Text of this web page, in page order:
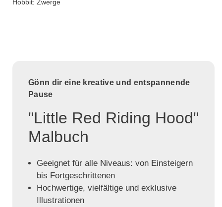
Hobbit: Zwerge
Gönn dir eine kreative und entspannende
Pause
"Little Red Riding Hood"
Malbuch
Geeignet für alle Niveaus: von Einsteigern
bis Fortgeschrittenen
Hochwertige, vielfältige und exklusive
Illustrationen